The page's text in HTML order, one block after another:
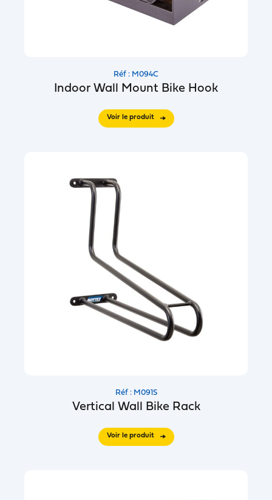
Réf : M094C
Indoor Wall Mount Bike Hook
Voir le produit
Réf : M091S
Vertical Wall Bike Rack
Voir le produit